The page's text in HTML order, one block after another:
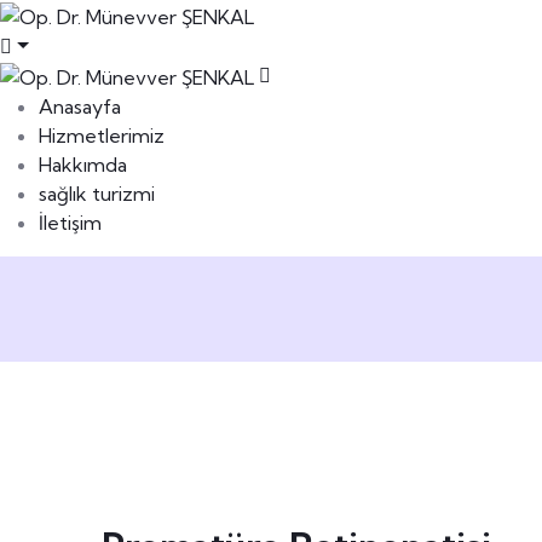
Anasayfa
Hizmetlerimiz
Hakkımda
sağlık turizmi
İletişim